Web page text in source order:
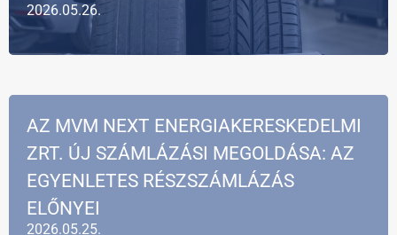
2026.05.26.
2026.05.25.
AZ MVM NEXT ENERGIAKERESKEDELMI
ZRT. ÚJ SZÁMLÁZÁSI MEGOLDÁSA: AZ
EGYENLETES RÉSZSZÁMLÁZÁS
ELŐNYEI